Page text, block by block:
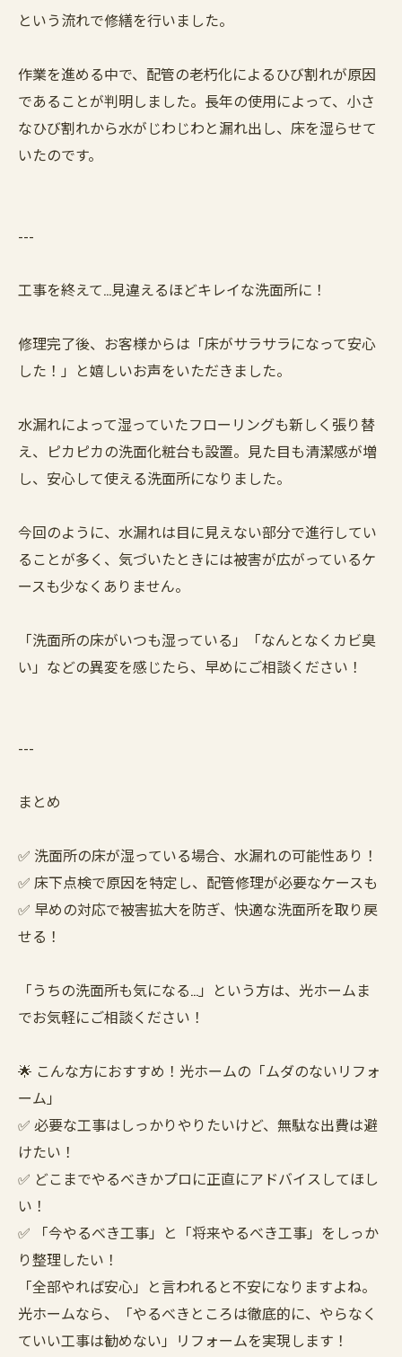
という流れで修繕を行いました。
作業を進める中で、配管の老朽化によるひび割れが原因
であることが判明しました。長年の使用によって、小さ
なひび割れから水がじわじわと漏れ出し、床を湿らせて
いたのです。
---
工事を終えて…見違えるほどキレイな洗面所に！
修理完了後、お客様からは「床がサラサラになって安心
した！」と嬉しいお声をいただきました。
水漏れによって湿っていたフローリングも新しく張り替
え、ピカピカの洗面化粧台も設置。見た目も清潔感が増
し、安心して使える洗面所になりました。
今回のように、水漏れは目に見えない部分で進行してい
ることが多く、気づいたときには被害が広がっているケ
ースも少なくありません。
「洗面所の床がいつも湿っている」「なんとなくカビ臭
い」などの異変を感じたら、早めにご相談ください！
---
まとめ
✅ 洗面所の床が湿っている場合、水漏れの可能性あり！
✅ 床下点検で原因を特定し、配管修理が必要なケースも
✅ 早めの対応で被害拡大を防ぎ、快適な洗面所を取り戻
せる！
「うちの洗面所も気になる…」という方は、光ホームま
でお気軽にご相談ください！
🌟 こんな方におすすめ！光ホームの「ムダのないリフォ
ーム」
✅ 必要な工事はしっかりやりたいけど、無駄な出費は避
けたい！
✅ どこまでやるべきかプロに正直にアドバイスしてほし
い！
✅ 「今やるべき工事」と「将来やるべき工事」をしっか
り整理したい！
「全部やれば安心」と言われると不安になりますよね。
光ホームなら、「やるべきところは徹底的に、やらなく
ていい工事は勧めない」リフォームを実現します！